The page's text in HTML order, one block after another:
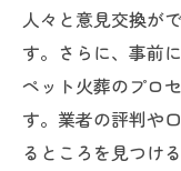
人々と意見交換が
す。さらに、事前
ペット火葬のプロ
す。業者の評判や
るところを見つけ